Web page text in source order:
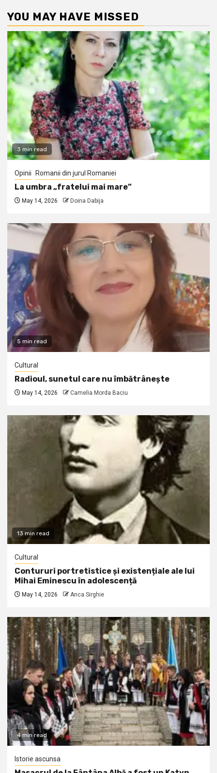
YOU MAY HAVE MISSED
3 min read
Opinii Romanii din jurul Romaniei
La umbra „fratelui mai mare”
May 14, 2026 Doina Dabija
5 min read
Cultural
Radioul, sunetul care nu îmbătrânește
May 14, 2026 Camelia Morda Baciu
13 min read
Cultural
Contururi portretistice și existențiale ale lui
Mihai Eminescu în adolescență
May 14, 2026 Anca Sirghie
4 min read
Istorie ascunsa